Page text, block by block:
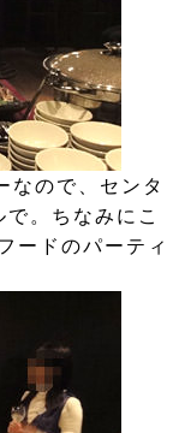
なので、センタ
。ちなみにこ
ードのパーティ